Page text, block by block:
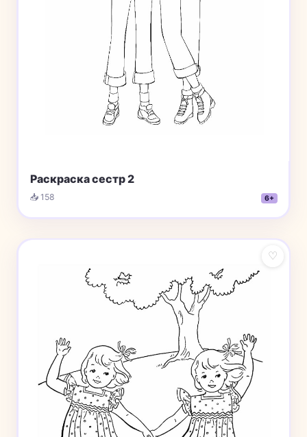
Раскраска сестр 2
📥 158 6+
♡